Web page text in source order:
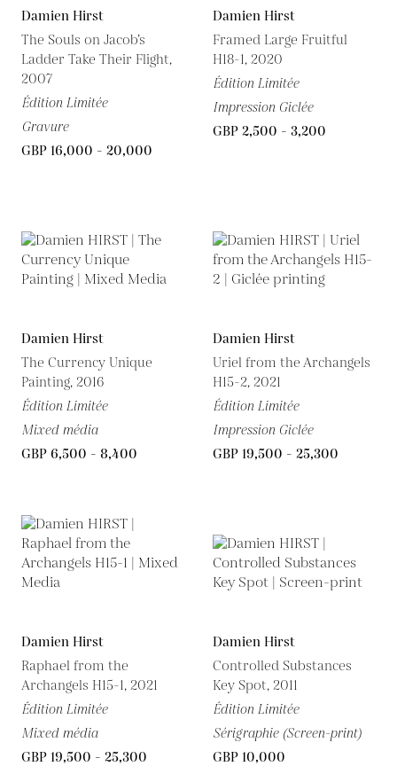
Damien Hirst
The Souls on Jacob’s
Ladder Take Their Flight,
2007
Édition Limitée
Gravure
GBP 16,000 - 20,000
Damien Hirst
Framed Large Fruitful
H18-1, 2020
Édition Limitée
Impression Giclée
GBP 2,500 - 3,200
Damien Hirst
The Currency Unique
Painting, 2016
Édition Limitée
Mixed média
GBP 6,500 - 8,400
Damien Hirst
Uriel from the Archangels
H15-2, 2021
Édition Limitée
Impression Giclée
GBP 19,500 - 25,300
Damien Hirst
Raphael from the
Archangels H15-1, 2021
Édition Limitée
Mixed média
GBP 19,500 - 25,300
Damien Hirst
Controlled Substances
Key Spot, 2011
Édition Limitée
Sérigraphie (Screen-print)
GBP 10,000